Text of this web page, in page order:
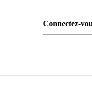
Connectez-